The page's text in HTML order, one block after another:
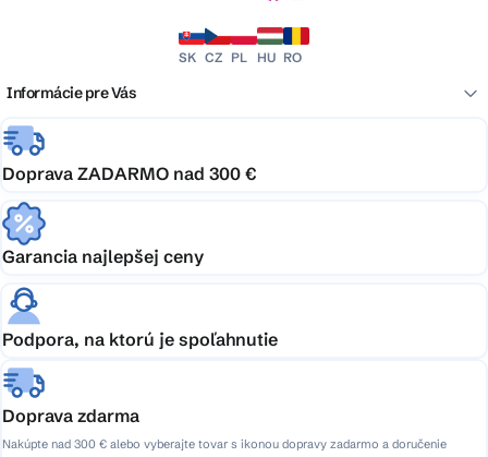
SK CZ PL HU RO
Informácie pre Vás
Doprava ZADARMO nad 300 €
Garancia najlepšej ceny
Podpora, na ktorú je spoľahnutie
Doprava zdarma
Nakúpte nad 300 € alebo vyberajte tovar s ikonou dopravy zadarmo a doručenie